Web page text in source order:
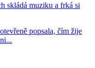
skládá muziku a frká si
popsala, čím žije